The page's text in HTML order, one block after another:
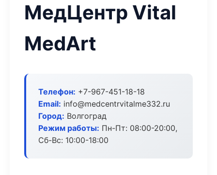
МедЦентр Vital
MedArt
Телефон: +7-967-451-18-18
Email: info@medcentrvitalme332.ru
Город: Волгоград
Режим работы: Пн-Пт: 08:00-20:00,
Сб-Вс: 10:00-18:00